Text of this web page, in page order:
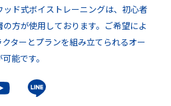
ッド式ボイストレーニングは、初心者
方が使用しております。ご希望によ
ターとプランを組み立てられるオー
能です。